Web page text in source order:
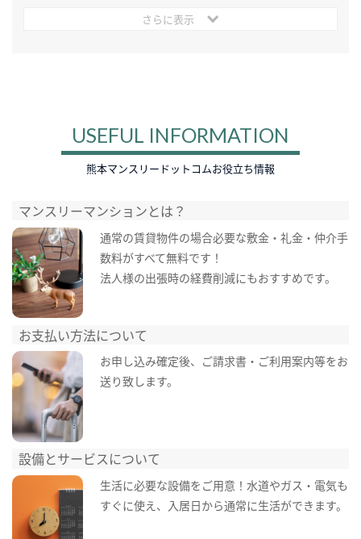
さらに表示
USEFUL INFORMATION
熊本マンスリードットコムお役立ち情報
マンスリーマンションとは？
通常の賃貸物件の場合必要な敷金・礼金・仲介手
数料がすべて無料です！
法人様の出張時の経費削減にもおすすめです。
お支払い方法について
お申し込み確定後、ご請求書・ご利用案内等をお
送り致します。
設備とサービスについて
生活に必要な設備をご用意！水道やガス・電気も
すぐに使え、入居日から通常に生活ができます。